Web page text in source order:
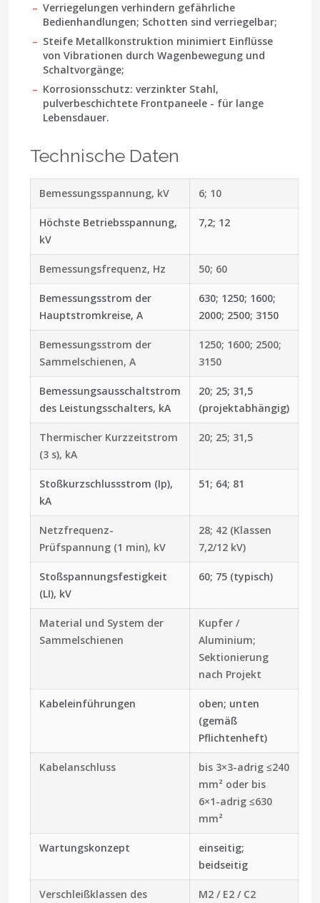
Verriegelungen verhindern gefährliche
Bedienhandlungen; Schotten sind verriegelbar;
Steife Metallkonstruktion minimiert Einflüsse
von Vibrationen durch Wagenbewegung und
Schaltvorgänge;
Korrosionsschutz: verzinkter Stahl,
pulverbeschichtete Frontpaneele - für lange
Lebensdauer.
Technische Daten
Bemessungsspannung, kV 6; 10
Höchste Betriebsspannung,
kV
7,2; 12
Bemessungsfrequenz, Hz 50; 60
Bemessungsstrom der
Hauptstromkreise, A
630; 1250; 1600;
2000; 2500; 3150
Bemessungsstrom der
Sammelschienen, A
1250; 1600; 2500;
3150
Bemessungsausschaltstrom
des Leistungsschalters, kA
20; 25; 31,5
(projektabhängig)
Thermischer Kurzzeitstrom
(3 s), kA
20; 25; 31,5
Stoßkurzschlussstrom (Ip),
kA
51; 64; 81
Netzfrequenz-
Prüfspannung (1 min), kV
28; 42 (Klassen
7,2/12 kV)
Stoßspannungsfestigkeit
(LI), kV
60; 75 (typisch)
Material und System der
Sammelschienen
Kupfer /
Aluminium;
Sektionierung
nach Projekt
Kabeleinführungen
oben; unten
(gemäß
Pflichtenheft)
Kabelanschluss
bis 3×3-adrig ≤240
mm² oder bis
6×1-adrig ≤630
mm²
Wartungskonzept
einseitig;
beidseitig
Verschleißklassen des
M2 / E2 / C2